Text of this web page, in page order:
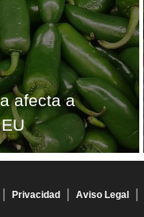
afecta a
Privacidad Aviso Legal